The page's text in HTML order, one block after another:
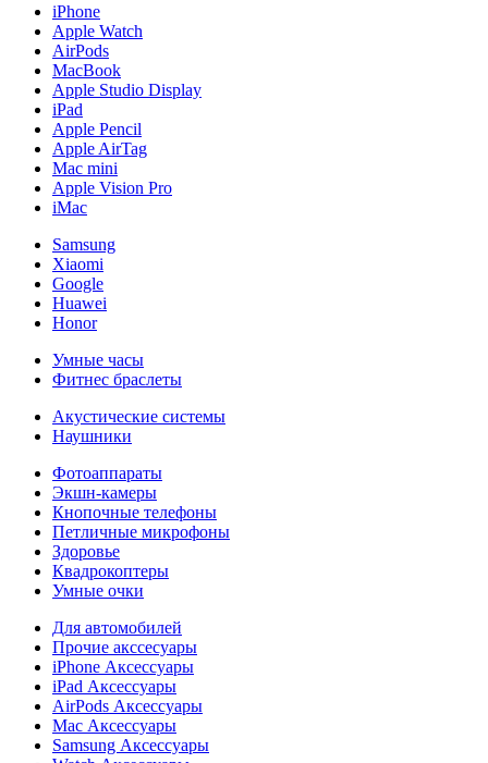
iPhone
Apple Watch
AirPods
MacBook
Apple Studio Display
iPad
Apple Pencil
Apple AirTag
Mac mini
Apple Vision Pro
iMac
Samsung
Xiaomi
Google
Huawei
Honor
Умные часы
Фитнес браслеты
Акустические системы
Наушники
Фотоаппараты
Экшн-камеры
Кнопочные телефоны
Петличные микрофоны
Здоровье
Квадрокоптеры
Умные очки
Для автомобилей
Прочие акссесуары
iPhone Аксессуары
iPad Аксессуары
AirPods Аксессуары
Mac Аксессуары
Samsung Аксессуары